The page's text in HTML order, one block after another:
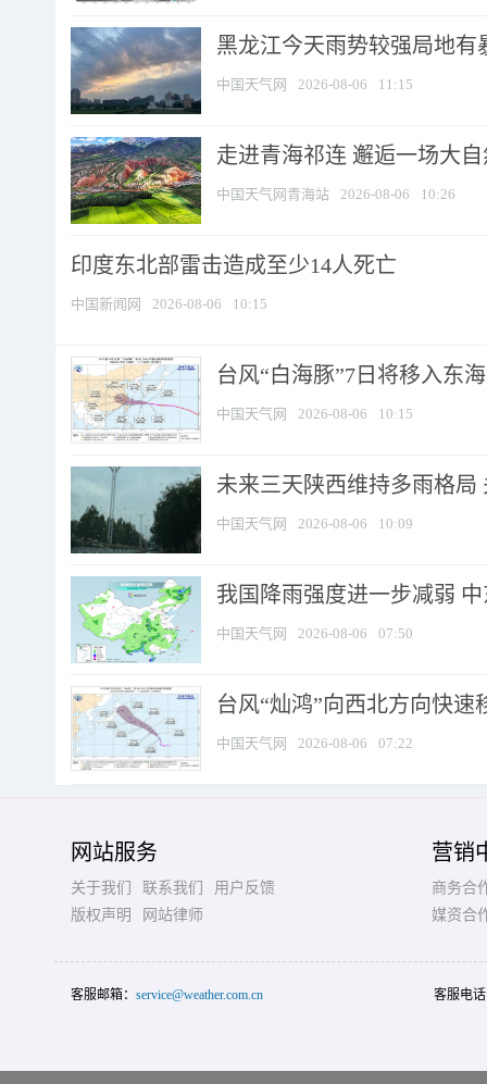
黑龙江今天雨势较强局地有
中国天气网 2026-08-06 11:15
走进青海祁连 邂逅一场大
中国天气网青海站 2026-08-06 10:26
印度东北部雷击造成至少14人死亡
中国新闻网 2026-08-06 10:15
台风“白海豚”7日将移入东
中国天气网 2026-08-06 10:15
未来三天陕西维持多雨格局
中国天气网 2026-08-06 10:09
我国降雨强度进一步减弱
中国天气网 2026-08-06 07:50
台风“灿鸿”向西北方向快
中国天气网 2026-08-06 07:22
网站服务
关于我们 联系我们
用户反馈
版权声明
网站律师
营销
商务合
媒资合
客服邮箱： service@weather.com.cn 客服电